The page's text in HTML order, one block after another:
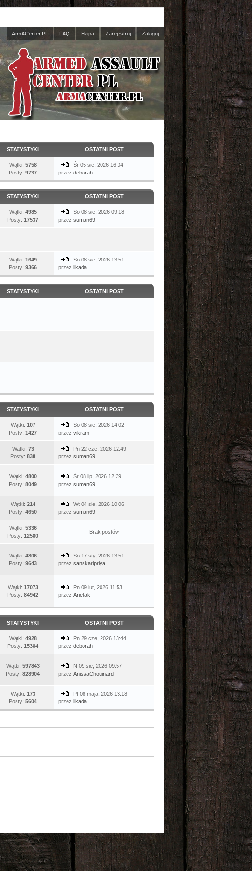
ArmACenter.PL FAQ Ekipa Zarejestruj Zaloguj
STATYSTYKI OSTATNI POST
Wątki: 5758
Posty: 9737
Śr 05 sie, 2026 16:04
przez deborah
STATYSTYKI OSTATNI POST
Wątki: 4985
Posty: 17537
So 08 sie, 2026 09:18
przez suman69
Wątki: 1649
Posty: 9366
So 08 sie, 2026 13:51
przez likada
STATYSTYKI OSTATNI POST
STATYSTYKI OSTATNI POST
Wątki: 107
Posty: 1427
So 08 sie, 2026 14:02
przez vikram
Wątki: 73
Posty: 838
Pn 22 cze, 2026 12:49
przez suman69
Wątki: 4800
Posty: 8049
Śr 08 lip, 2026 12:39
przez suman69
Wątki: 214
Posty: 4650
Wt 04 sie, 2026 10:06
przez suman69
Wątki: 5336
Posty: 12580
Brak postów
Wątki: 4806
Posty: 9643
So 17 sty, 2026 13:51
przez sanskaripriya
Wątki: 17073
Posty: 84942
Pn 09 lut, 2026 11:53
przez Ariellak
STATYSTYKI OSTATNI POST
Wątki: 4928
Posty: 15384
Pn 29 cze, 2026 13:44
przez deborah
Wątki: 597843
Posty: 828904
N 09 sie, 2026 09:57
przez AnissaChouinard
Wątki: 173
Posty: 5604
Pt 08 maja, 2026 13:18
przez likada